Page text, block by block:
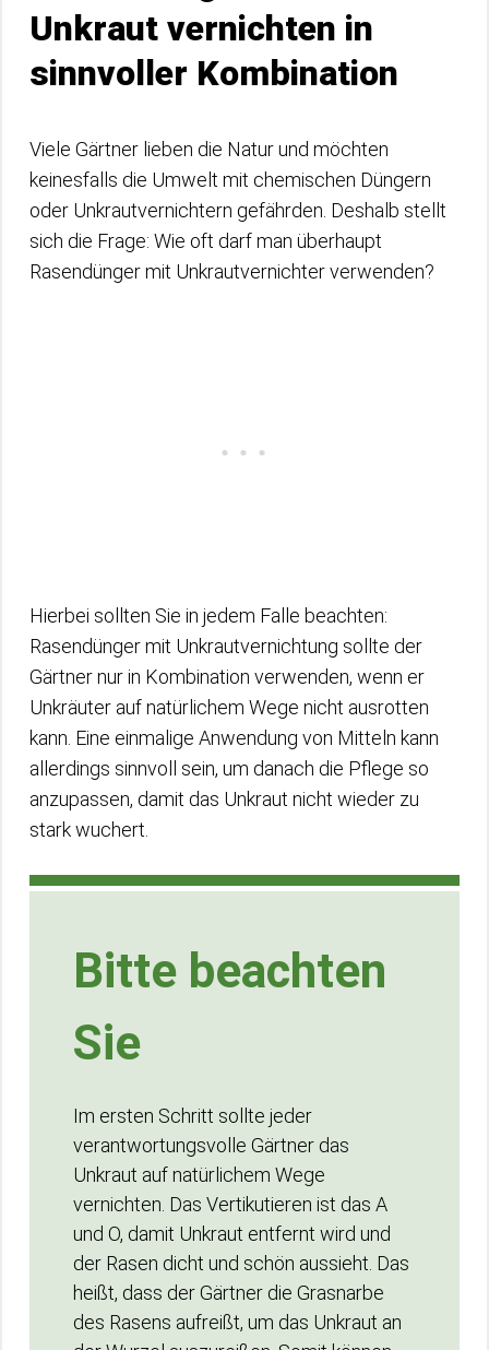
Unkraut vernichten in
sinnvoller Kombination
Viele Gärtner lieben die Natur und möchten
keinesfalls die Umwelt mit chemischen Düngern
oder Unkrautvernichtern gefährden. Deshalb stellt
sich die Frage: Wie oft darf man überhaupt
Rasendünger mit Unkrautvernichter verwenden?
Hierbei sollten Sie in jedem Falle beachten:
Rasendünger mit Unkrautvernichtung sollte der
Gärtner nur in Kombination verwenden, wenn er
Unkräuter auf natürlichem Wege nicht ausrotten
kann. Eine einmalige Anwendung von Mitteln kann
allerdings sinnvoll sein, um danach die Pflege so
anzupassen, damit das Unkraut nicht wieder zu
stark wuchert.
Bitte beachten
Sie
Im ersten Schritt sollte jeder
verantwortungsvolle Gärtner das
Unkraut auf natürlichem Wege
vernichten. Das Vertikutieren ist das A
und O, damit Unkraut entfernt wird und
der Rasen dicht und schön aussieht. Das
heißt, dass der Gärtner die Grasnarbe
des Rasens aufreißt, um das Unkraut an